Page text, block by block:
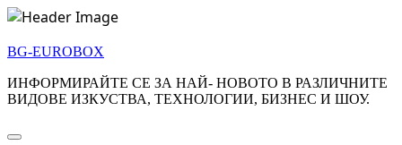
Skip
content
BG-EUROBOX
ИНФОРМИРАЙТЕ СЕ ЗА НАЙ- НОВОТО В РАЗЛИЧНИТЕ
ВИДОВЕ ИЗКУСТВА, ТЕХНОЛОГИИ, БИЗНЕС И ШОУ.